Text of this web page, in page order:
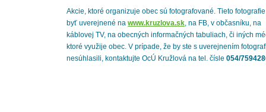
Akcie, ktoré organizuje obec sú fotografované. Tieto
byť uverejnené na www.kruzlova.sk, na FB, v občasníku, na
káblovej TV, na obecných informačných tabuliach, či iných
ktoré využije obec. V prípade, že by ste s uverejnením
nesúhlasili, kontaktujte OcÚ Kružlová na tel. čísle 054/